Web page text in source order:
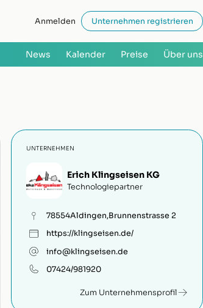
Anmelden Unternehmen registrieren
News Kalender Preise Über uns
UNTERNEHMEN
Erich Klingseisen KG
Technologiepartner
78554Aldingen,Brunnenstrasse 2
https://klingseisen.de/
info@klingseisen.de
07424/981920
Zum Unternehmensprofil